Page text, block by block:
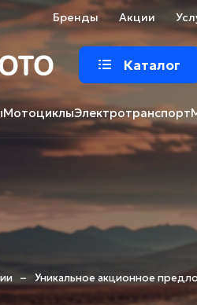
Бренды Акции
Каталог
МотоциклыЭлектротранспорт
– Уникальное акционное